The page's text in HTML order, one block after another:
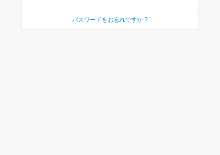
パスワードをお忘れですか ?